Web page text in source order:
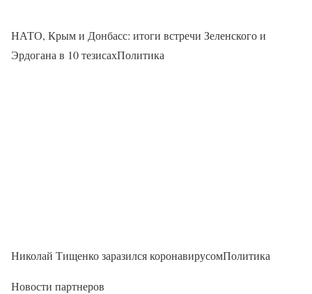
НАТО, Крым и Донбасс: итоги встречи Зеленского и
Эрдогана в 10 тезисахПолитика
Николай Тищенко заразился коронавирусомПолитика
Новости партнеров